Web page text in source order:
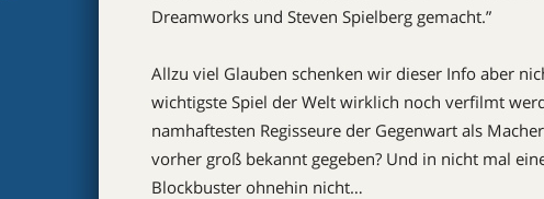
Dreamworks und Steven Spielberg gemacht.”
Allzu viel Glauben schenken wir dieser Info aber
wichtigste Spiel der Welt wirklich noch verfilmt
namhaftesten Regisseure der Gegenwart als
vorher groß bekannt gegeben? Und in nicht mal
Blockbuster ohnehin nicht…